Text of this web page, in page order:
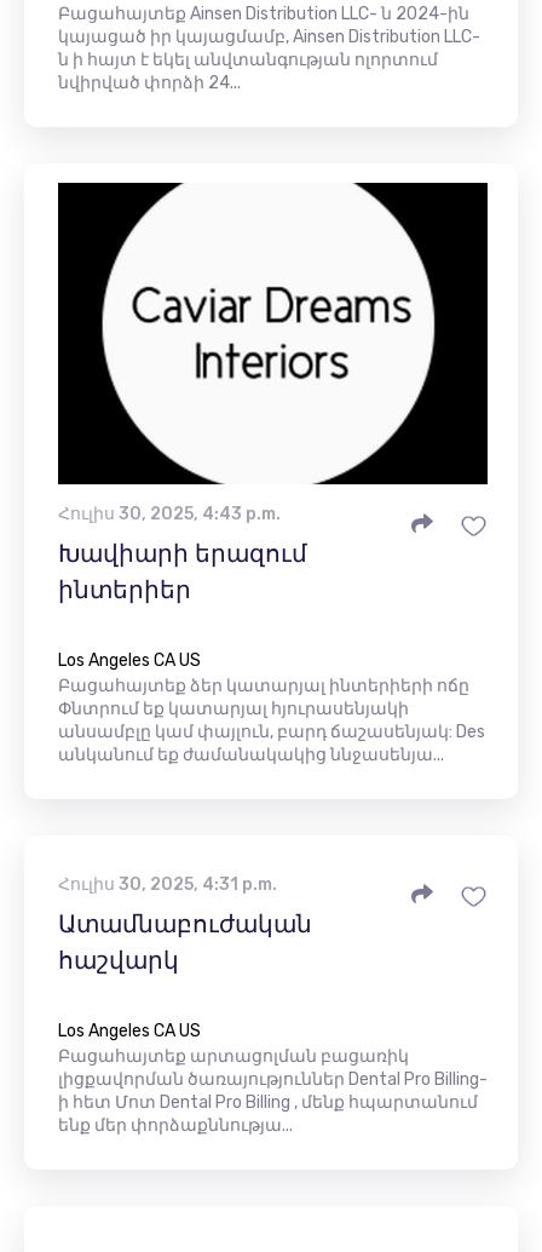
Բացահայտեք Ainsen Distribution LLC- ն 2024-ին
կայացած իր կայացմամբ, Ainsen Distribution LLC-
ն ի հայտ է եկել անվտանգության ոլորտում
նվիրված փորձի 24...
Հուլիս 30, 2025, 4:43 p.m.
Խավիարի երազում
ինտերիեր
Los Angeles CA US
Բացահայտեք ձեր կատարյալ ինտերիերի ոճը
Փնտրում եք կատարյալ հյուրասենյակի
անսամբլը կամ փայլուն, բարդ ճաշասենյակ: Des
անկանում եք ժամանակակից ննջասենյա...
Հուլիս 30, 2025, 4:31 p.m.
Ատամնաբուժական
հաշվարկ
Los Angeles CA US
Բացահայտեք արտացոլման բացառիկ
լիցքավորման ծառայություններ Dental Pro Billing-
ի հետ Մոտ Dental Pro Billing , մենք հպարտանում
ենք մեր փորձաքննությա...